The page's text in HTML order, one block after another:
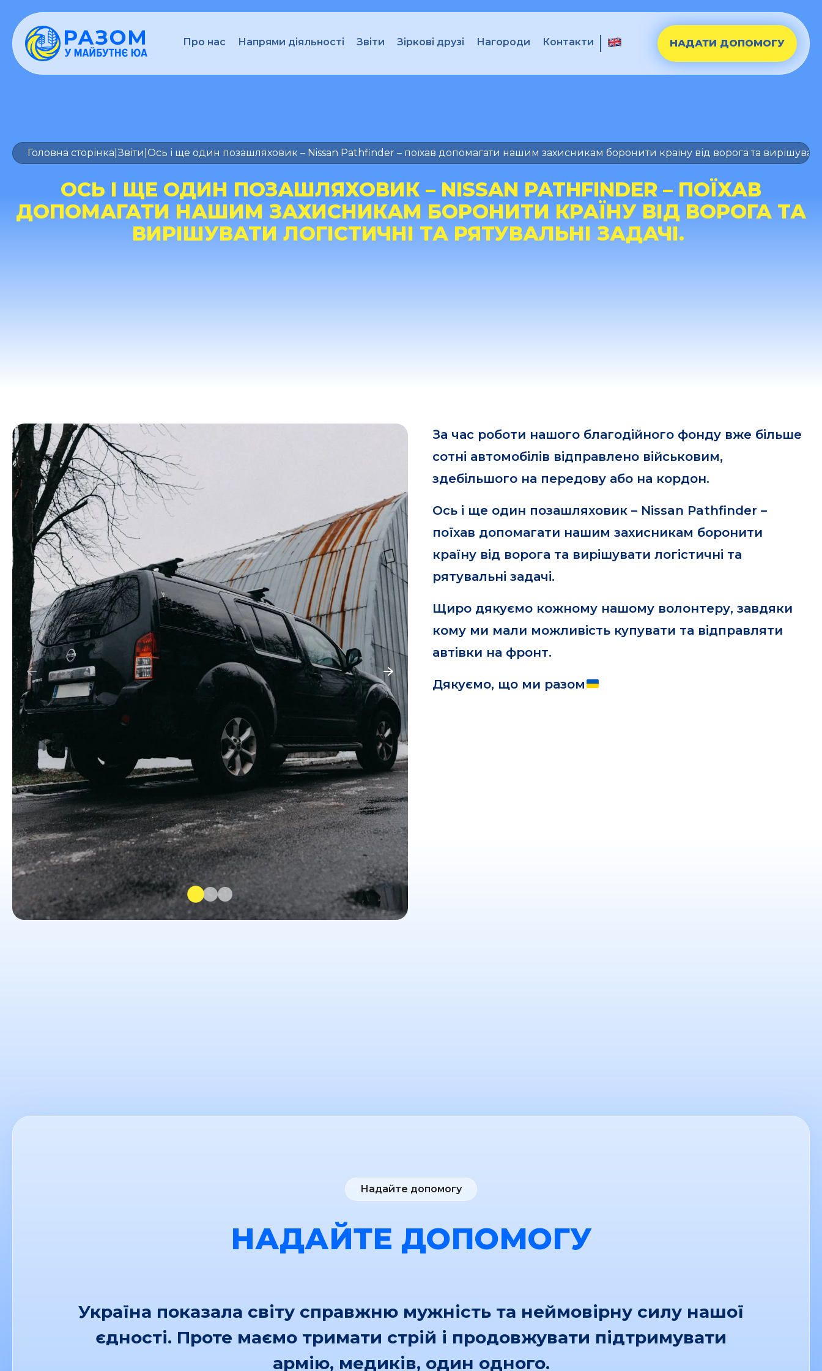
Про нас Напрями діяльності Звіти Зіркові друзі Нагороди Контакти НАДАТИ ДОПОМОГУ
Головна сторінка Звіти Ось і ще один позашляховик – Nissan Pathfinder – поїхав допомагати нашим захисникам боронити країну від ворога та вирішувати
ОСЬ І ЩЕ ОДИН ПОЗАШЛЯХОВИК – NISSAN PATHFINDER – ПОЇХАВ
ДОПОМАГАТИ НАШИМ ЗАХИСНИКАМ БОРОНИТИ КРАЇНУ ВІД ВОРОГА ТА
ВИРІШУВАТИ ЛОГІСТИЧНІ ТА РЯТУВАЛЬНІ ЗАДАЧІ.
За час роботи нашого благодійного фонду вже більше
сотні автомобілів відправлено військовим,
здебільшого на передову або на кордон.
Ось і ще один позашляховик – Nissan Pathfinder –
поїхав допомагати нашим захисникам боронити
країну від ворога та вирішувати логістичні та
рятувальні задачі.
Щиро дякуємо кожному нашому волонтеру, завдяки
кому ми мали можливість купувати та відправляти
автівки на фронт.
Дякуємо, що ми разом
Надайте допомогу
НАДАЙТЕ ДОПОМОГУ
Україна показала світу справжню мужність та неймовірну силу нашої
єдності. Проте маємо тримати стрій і продовжувати підтримувати
армію, медиків, один одного.